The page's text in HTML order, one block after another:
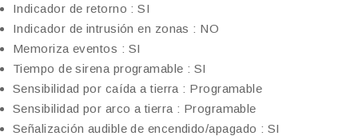
Indicador de retorno : SI
Indicador de intrusión en zonas : NO
Memoriza eventos : SI
Tiempo de sirena programable : SI
Sensibilidad por caída a tierra : Programable
Sensibilidad por arco a tierra : Programable
Señalización audible de encendido/apagado : SI